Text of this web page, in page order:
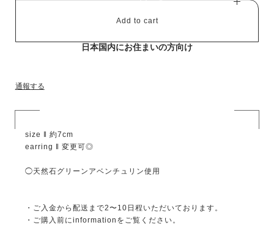
Add to cart
日本国内にお住まいの方向け
通報する
size ‖ 約7cm
earring ‖ 変更可◎
◯天然石グリーンアベンチュリン使用
・ご入金から配送まで2〜10日程いただいております。
・ご購入前にinformationをご覧ください。